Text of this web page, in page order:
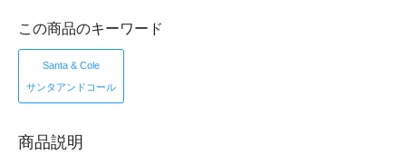
この商品のキーワード
Santa & Cole
サンタアンドコール
商品説明